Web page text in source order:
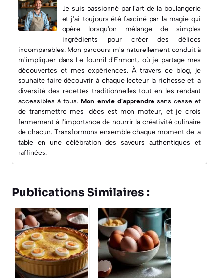
Je suis passionné par l'art de la boulangerie
et j'ai toujours été fasciné par la magie qui
opère lorsqu'on mélange de simples
ingrédients pour créer des délices
incomparables. Mon parcours m'a naturellement conduit à
m'impliquer dans Le fournil d'Ermont, où je partage mes
découvertes et mes expériences. À travers ce blog, je
souhaite faire découvrir à chaque lecteur la richesse et la
diversité des recettes traditionnelles tout en les rendant
accessibles à tous. Mon envie d'apprendresans cesse et
de transmettre mes idées est mon moteur, et je crois
fermement à l'importance de nourrir la créativité culinaire
de chacun. Transformons ensemble chaque moment de la
table en une célébration des saveurs authentiques et
raffinées.
Publications Similaires :